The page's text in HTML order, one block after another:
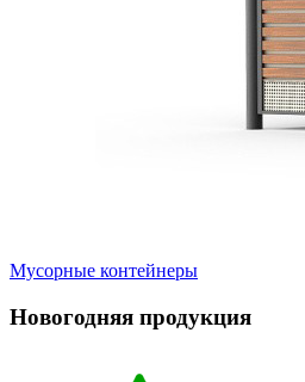
Мусорные контейнеры
Новогодняя продукция